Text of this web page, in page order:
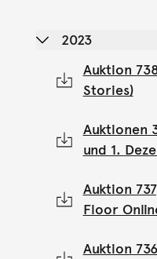
2023
Auktion
Stories)
Auktionen
und 1.
Auktion
Floor
Auktion